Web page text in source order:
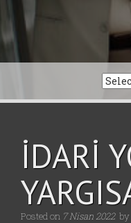
İDARİ
Posted on 7 Nisan 2022 by